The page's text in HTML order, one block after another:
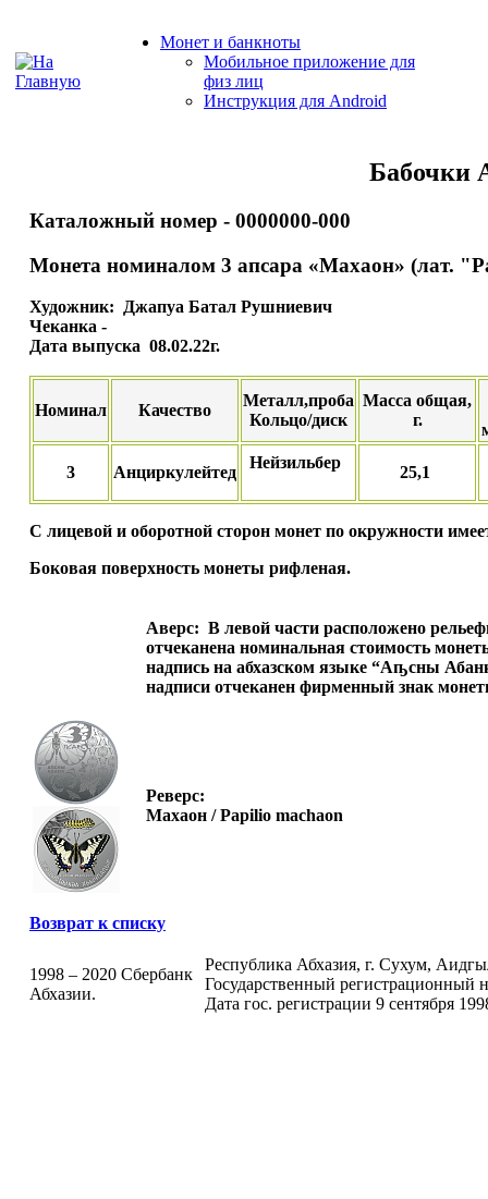
Монет и банкноты
Мобильное приложение для
физ лиц
Инструкция для Android
Бабочки
Каталожный номер - 0000000-000
Монета номиналом 3 апсара «Махаон» (лат.
Художник: Джапуа Батал Рушниевич
Чеканка -
Дата выпуска 08.02.22г.
Номинал Качество
Металл,проба
Кольцо/диск
Масса общая,
г.
3 Анциркулейтед
Нейзильбер
25,1
С лицевой и оборотной сторон монет по окружности
Боковая поверхность монеты рифленая.
Аверс: В левой части расположено
отчеканена номинальная стоимость
надпись на абхазском языке “Аҧсны
надписи отчеканен фирменный знак
Реверс:
Махаон / Papilio machaon
Возврат к списку
1998 – 2020 Сбербанк
Абхазии.
Республика Абхазия, г. Сухум,
Государственный регистрационный
Дата гос. регистрации 9 сентября